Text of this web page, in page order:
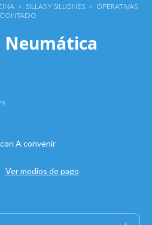
> SILLAS Y SILLONES > OPERATIVAS
A convenir
Ver medios de pago